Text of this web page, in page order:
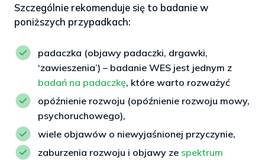
Szczególnie rekomenduje się to badanie w
poniższych przypadkach:
padaczka (objawy padaczki, drgawki,
‘zawieszenia’) – badanie WES jest jednym z
badań na padaczkę, które warto rozważyć
opóźnienie rozwoju (opóźnienie rozwoju mowy,
psychoruchowego),
wiele objawów o niewyjaśnionej przyczynie,
zaburzenia rozwoju i objawy ze spektrum